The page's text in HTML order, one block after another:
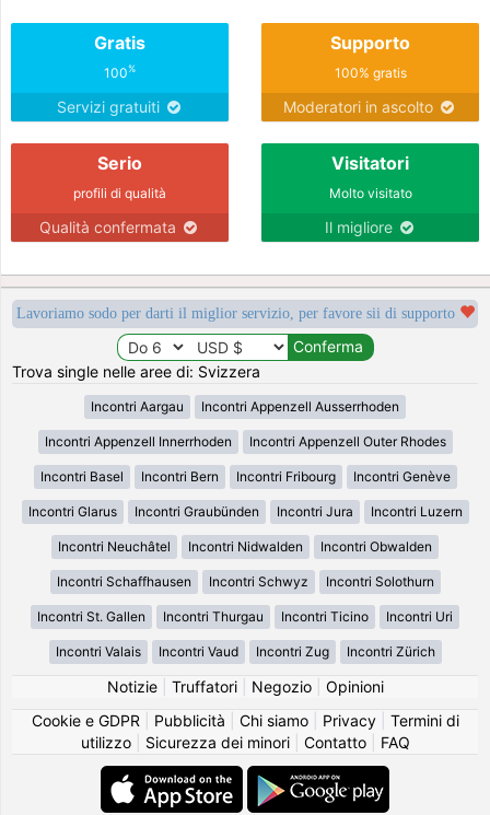
Gratis
100%
Servizi gratuiti
Supporto
100% gratis
Moderatori in ascolto
Serio
profili di qualità
Qualità confermata
Visitatori
Molto visitato
Il migliore
Lavoriamo sodo per darti il miglior servizio, per favore sii di supporto
Trova single nelle aree di: Svizzera
Incontri Aargau Incontri Appenzell Ausserrhoden
Incontri Appenzell Innerrhoden Incontri Appenzell Outer Rhodes
Incontri Basel Incontri Bern Incontri Fribourg Incontri Genève
Incontri Glarus Incontri Graubünden Incontri Jura Incontri Luzern
Incontri Neuchâtel Incontri Nidwalden Incontri Obwalden
Incontri Schaffhausen Incontri Schwyz Incontri Solothurn
Incontri St. Gallen Incontri Thurgau Incontri Ticino Incontri Uri
Incontri Valais Incontri Vaud Incontri Zug Incontri Zürich
Notizie| Truffatori| Negozio| Opinioni
Cookie e GDPR
Pubblicità Chi siamo| Privacy| Termini di
utilizzo| Sicurezza dei minori| Contatto| FAQ